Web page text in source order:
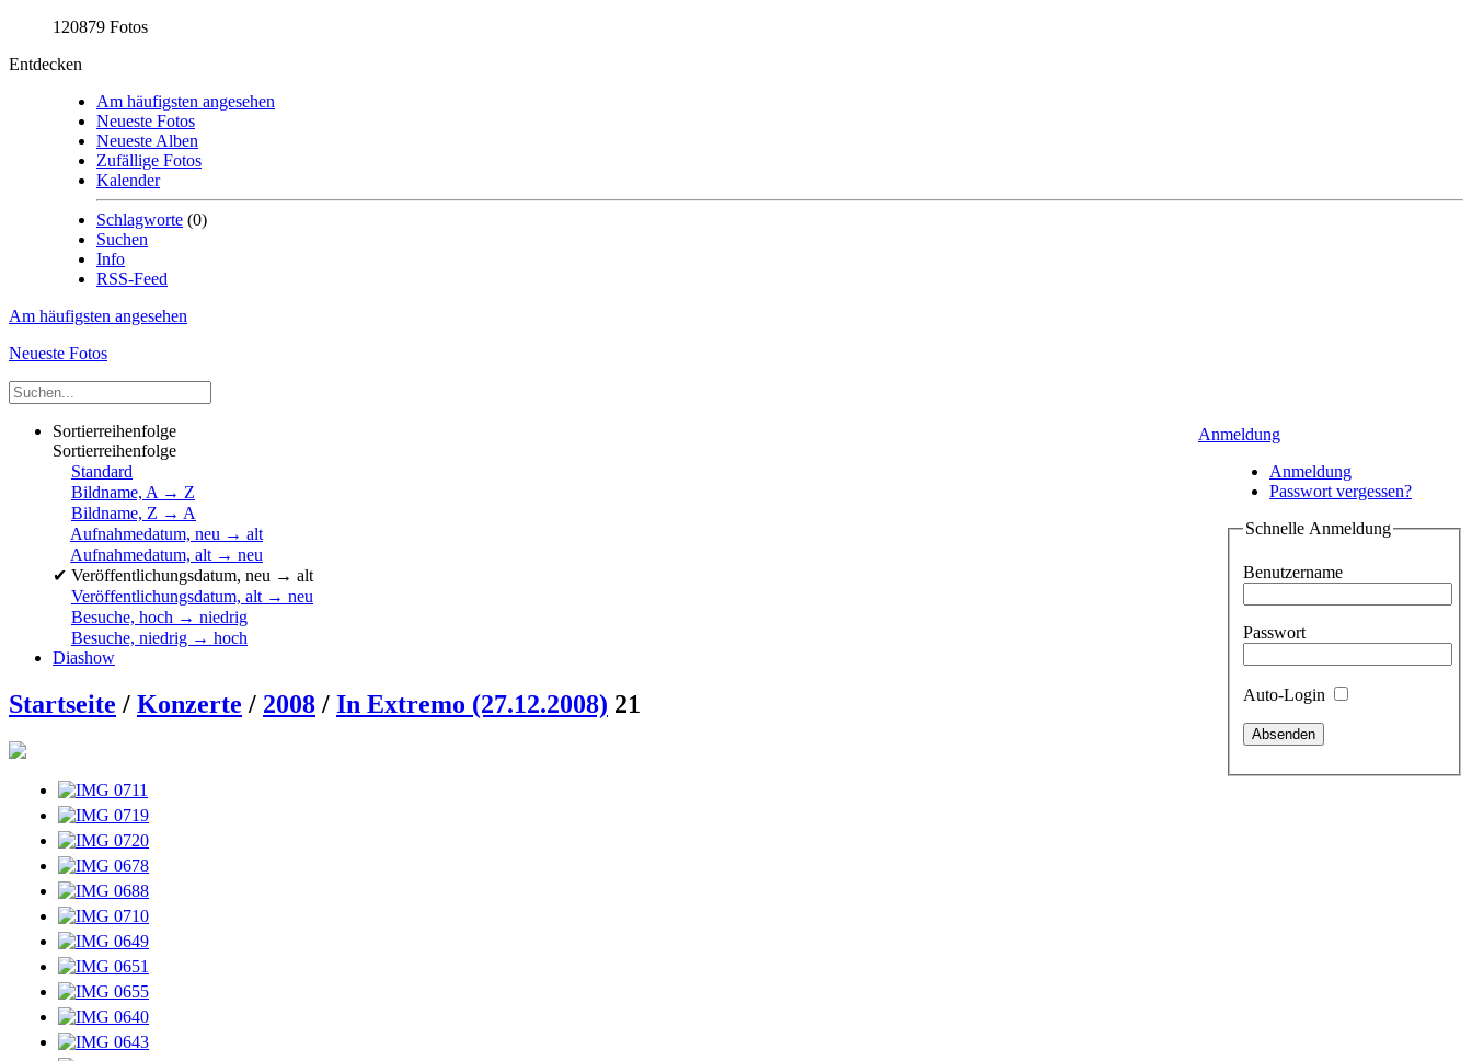
120879 Fotos
Entdecken
Am häufigsten angesehen
Neueste Fotos
Neueste Alben
Zufällige Fotos
Kalender
Schlagworte (0)
Suchen
Info
RSS-Feed
Am häufigsten angesehen
Neueste Fotos
Anmeldung
Anmeldung
Passwort vergessen?
Schnelle Anmeldung
Benutzername
Passwort
Auto-Login
Sortierreihenfolge
Sortierreihenfolge
Standard
Bildname, A → Z
Bildname, Z → A
Aufnahmedatum, neu → alt
Aufnahmedatum, alt → neu
✔ Veröffentlichungsdatum, neu → alt
Veröffentlichungsdatum, alt → neu
Besuche, hoch → niedrig
Besuche, niedrig → hoch
Diashow
Startseite / Konzerte / 2008 / In Extremo (27.12.2008) 21